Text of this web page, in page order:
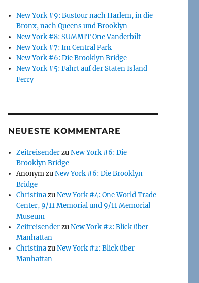
New York #9: Bustour nach Harlem, in die
Bronx, nach Queens und Brooklyn
New York #8: SUMMIT One Vanderbilt
New York #7: Im Central Park
New York #6: Die Brooklyn Bridge
New York #5: Fahrt auf der Staten Island
Ferry
NEUESTE KOMMENTARE
ZeitreisenderzuNew York #6: Die
Brooklyn Bridge
AnonymzuNew York #6: Die Brooklyn
Bridge
ChristinazuNew York #4: One World Trade
Center, 9/11 Memorial und 9/11 Memorial
Museum
ZeitreisenderzuNew York #2: Blick über
Manhattan
ChristinazuNew York #2: Blick über
Manhattan